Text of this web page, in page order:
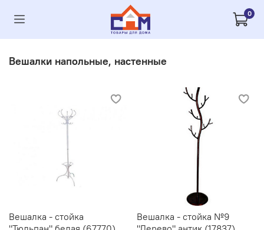
0
Вешалки напольные, настенные
Вешалка - стойка
Вешалка - стойка №9